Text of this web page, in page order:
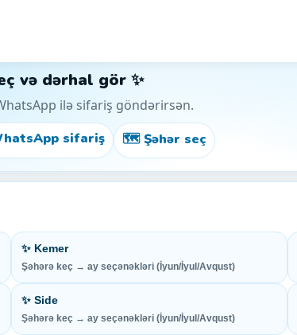
və dərhal gör ✨
ilə sifariş göndərirsən.
sifariş 🗺️ Şəhər seç
✨ Kemer
Şəhərə keç → ay seçənəkləri (İyun/İyul/Avqust)
✨ Side
Şəhərə keç → ay seçənəkləri (İyun/İyul/Avqust)